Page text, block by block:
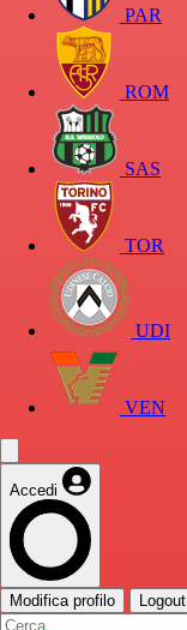
PAR
ROM
SAS
TOR
UDI
VEN
Accedi
Modifica profilo Logout